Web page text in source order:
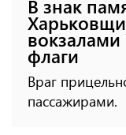
В знак
флаги
Враг
пассажирами.